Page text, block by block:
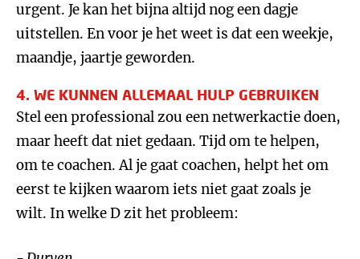
urgent. Je kan het bijna altijd nog een dagje
uitstellen. En voor je het weet is dat een weekje,
maandje, jaartje geworden.
4. WE KUNNEN ALLEMAAL HULP GEBRUIKEN
Stel een professional zou een netwerkactie doen,
maar heeft dat niet gedaan. Tijd om te helpen,
om te coachen. Al je gaat coachen, helpt het om
eerst te kijken waarom iets niet gaat zoals je
wilt. In welke D zit het probleem: